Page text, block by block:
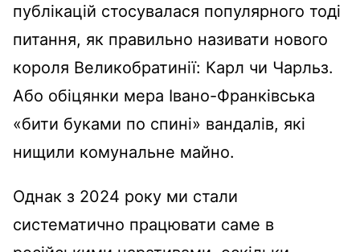
публікацій стосувалася популярного тоді
питання, як правильно називати нового
короля Великобратинії: Карл чи Чарльз.
Або обіцянки мера Івано-Франківська
«бити буками по спині» вандалів, які
нищили комунальне майно.
Однак з 2024 року ми стали
систематично працювати саме в